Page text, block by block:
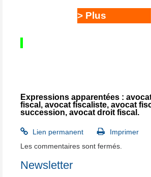
> Plus
Expressions apparentées :
fiscal , avocat fiscaliste, avocat
succession, avocat droit fiscal .
Lien permanent Imprimer
Les commentaires sont fermés.
Newsletter